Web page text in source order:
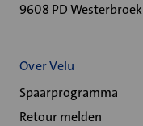
9608 PD Westerbroek
Over Velu
Spaarprogramma
Retour melden